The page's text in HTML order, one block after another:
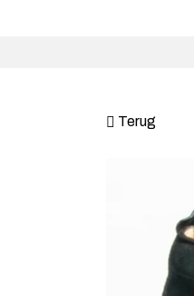
Terug